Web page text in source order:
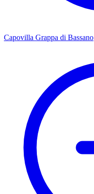
Capovilla Grappa di Bassano